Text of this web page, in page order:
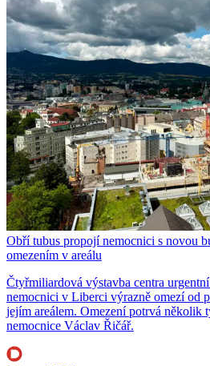
Obří tubus propojí nemocnici s novou
omezením v areálu
Čtyřmiliardová výstavba centra
nemocnici v Liberci výrazně omezí od
jejím areálem. Omezení potrvá několik
nemocnice Václav Řičář.